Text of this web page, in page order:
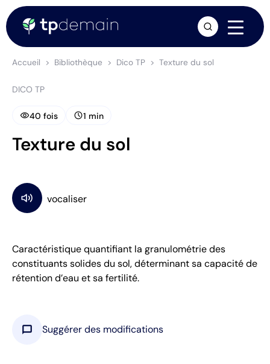
Accueil Bibliothèque Dico TP Texture du sol
DICO TP
visibility40 fois schedule1 min
Texture du sol
Caractéristique quantifiant la granulométrie des
constituants solides du sol, déterminant sa capacité de
rétention d’eau et sa fertilité.
chat_bubble Suggérer des modifications
arrow_forward